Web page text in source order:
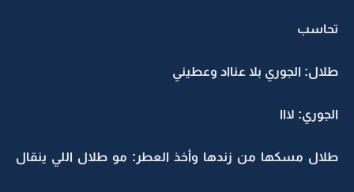
تحاسب
طلال: الجوري بلا عنااد وعطيني
الجوري: لااا
طلال مسكها من زندها وأخذ العطر: مو طلال اللي ينقال